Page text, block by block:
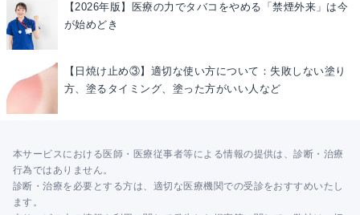
【2026年版】医療の力でタバコをやめる「禁煙外来」は今
が始めどき
【日焼け止め③】適切な使い方について：失敗しない塗り
方、塗るタイミング、塗った方がいい人など
本サービスにおける医師・医療従事者等による情報の提供は、診断・治療
行為ではありません。
診断・治療を必要とする方は、適切な医療機関での受診をおすすめいたし
ます。